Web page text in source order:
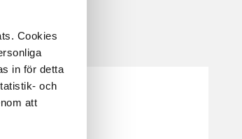
Cookies
in för detta
och
att